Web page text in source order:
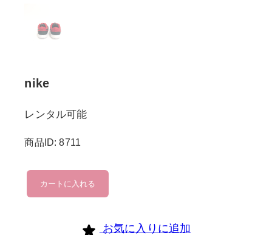
nike
レンタル可能
商品ID: 8711
nike
個
カートに入れる
お気に入りに追加